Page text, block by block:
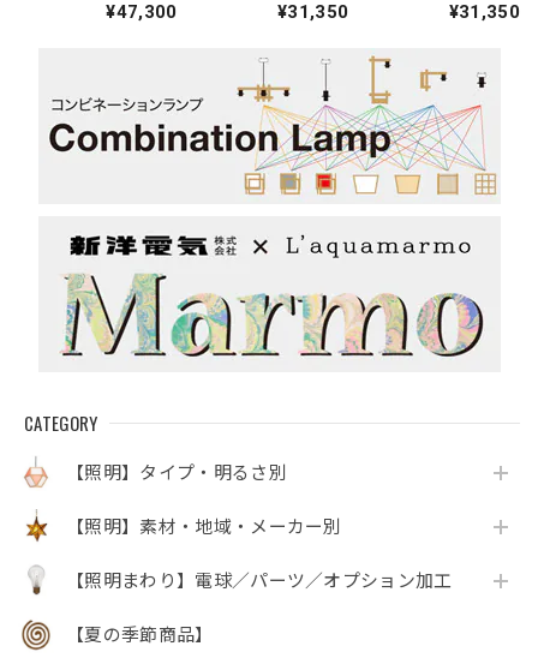
CATEGORY
【照明】タイプ・明るさ別
【照明】素材・地域・メーカー別
【照明まわり】電球／パーツ／オプション加工
【夏の季節商品】
ダントライト¥47,300 ¥31,350 ¥31,350